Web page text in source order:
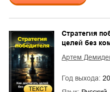
ТЕКСТ
Стратегия
целей без
Артем
Год выхода: